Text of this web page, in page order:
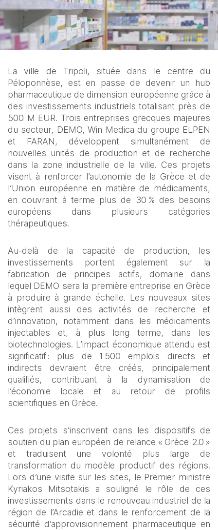
La ville de Tripoli, située dans le centre du
Péloponnèse, est en passe de devenir un hub
pharmaceutique de dimension européenne grâce à
des investissements industriels totalisant près de
500 M EUR. Trois entreprises grecques majeures
du secteur, DEMO, Win Medica du groupe ELPEN
et FARAN, développent simultanément de
nouvelles unités de production et de recherche
dans la zone industrielle de la ville. Ces projets
visent à renforcer l’autonomie de la Grèce et de
l’Union européenne en matière de médicaments,
en couvrant à terme plus de 30 % des besoins
européens dans plusieurs catégories
thérapeutiques.
Au-delà de la capacité de production, les
investissements portent également sur la
fabrication de principes actifs, domaine dans
lequel DEMO sera la première entreprise en Grèce
à produire à grande échelle. Les nouveaux sites
intègrent aussi des activités de recherche et
d’innovation, notamment dans les médicaments
injectables et, à plus long terme, dans les
biotechnologies. L’impact économique attendu est
significatif : plus de 1 500 emplois directs et
indirects devraient être créés, principalement
qualifiés, contribuant à la dynamisation de
l’économie locale et au retour de profils
scientifiques en Grèce.
Ces projets s’inscrivent dans les dispositifs de
soutien du plan européen de relance « Grèce 2.0 »
et traduisent une volonté plus large de
transformation du modèle productif des régions.
Lors d’une visite sur les sites, le Premier ministre
Kyriakos Mitsotakis a souligné le rôle de ces
investissements dans le renouveau industriel de la
région de l’Arcadie et dans le renforcement de la
sécurité d’approvisionnement pharmaceutique en